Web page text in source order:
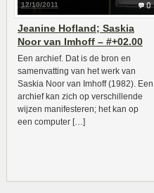
0
12/10/2011
Jeanine Hofland; Saskia
Noor van Imhoff – #+02.00
Een archief. Dat is de bron en
samenvatting van het werk van
Saskia Noor van Imhoff (1982). Een
archief kan zich op verschillende
wijzen manifesteren; het kan op
een computer […]